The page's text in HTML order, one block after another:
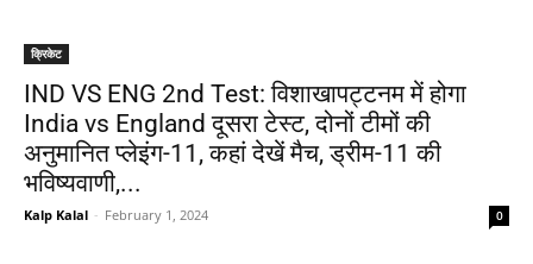
क्रिकेट
IND VS ENG 2nd Test: विशाखापट्टनम में होगा
India vs England दूसरा टेस्ट, दोनों टीमों की
अनुमानित प्लेइंग-11, कहां देखें मैच, ड्रीम-11 की
भविष्यवाणी,...
Kalp Kalal - February 1, 2024 0